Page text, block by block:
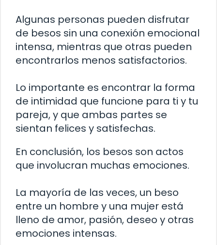
Algunas personas pueden disfrutar
de besos sin una conexión emocional
intensa, mientras que otras pueden
encontrarlos menos satisfactorios.
Lo importante es encontrar la forma
de intimidad que funcione para ti y tu
pareja, y que ambas partes se
sientan felices y satisfechas.
En conclusión, los besos son actos
que involucran muchas emociones.
La mayoría de las veces, un beso
entre un hombre y una mujer está
lleno de amor, pasión, deseo y otras
emociones intensas.